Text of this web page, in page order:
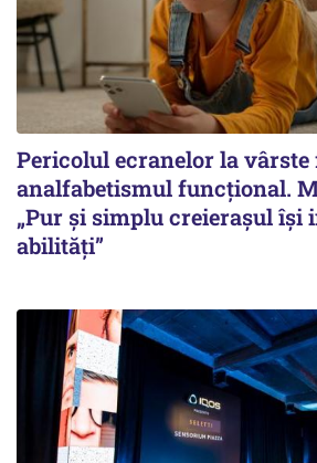
Pericolul ecranelor la vârste
analfabetismul funcțional.
„Pur și simplu creierașul își
abilități”